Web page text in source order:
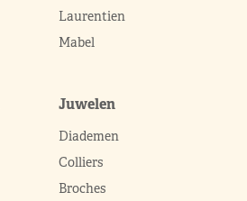
Laurentien
Mabel
Juwelen
Diademen
Colliers
Broches